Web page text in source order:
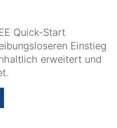
Quick-Start
Einstieg
erweitert und